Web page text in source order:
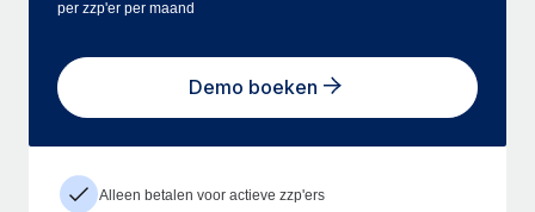
per zzp'er per maand
Demo boeken
Alleen betalen voor actieve zzp'ers